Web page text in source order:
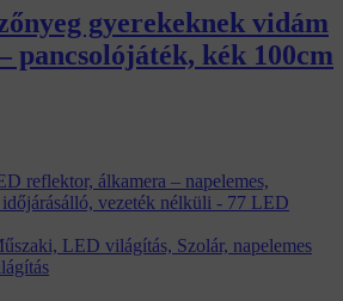
gyerekeknek vidám
pancsolójáték, kék 100cm
LED világítás, Szolár, napelemes